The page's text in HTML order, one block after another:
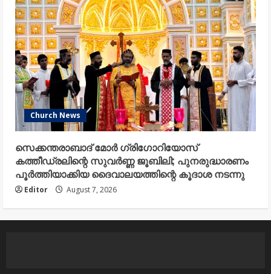
Church News
സെക്കന്തരാബാദ് മോർ ഗ്രിഗോറിയോസ്
കത്തീഡ്രലിന്റെ സുവർണ്ണ ജൂബിലി; പുനരുദ്ധാരണം
പൂർത്തിയാക്കിയ ദൈവാലയത്തിന്റെ കൂദാശ നടന്നു
Editor August 7, 2026